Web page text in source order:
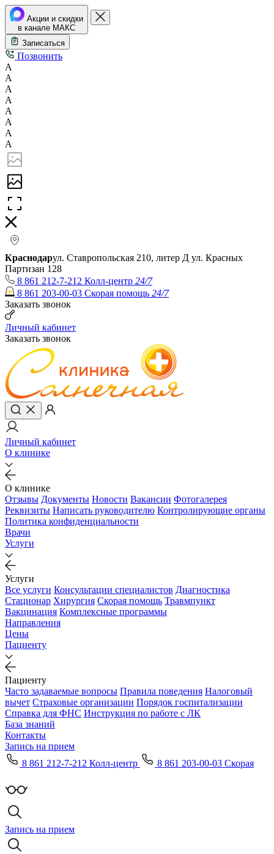
Акции и скидки
в канале МАКС
Записаться
Позвонить
А
А
А
А
А
А
А
А
Краснодарул. Ставропольская 210, литер Д ул. Красных
Партизан 128
8 861 212-7-212 Колл-центр 24/7
8 861 203-00-03 Скорая помощь 24/7
Заказать звонок
Личный кабинет
Заказать звонок
Личный кабинет
О клинике
О клинике
Отзывы Документы Новости Вакансии Фотогалерея
Реквизиты Написать руководителю Контролирующие органы
Политика конфиденциальности
Врачи
Услуги
Услуги
Все услуги Консультации специалистов Диагностика
Стационар Хирургия Скорая помощь Травмпункт
Вакцинация Комплексные программы
Направления
Цены
Пациенту
Пациенту
Часто задаваемые вопросы Правила поведения Налоговый
вычет Страховые организации Порядок госпитализации
Справка для ФНС Инструкция по работе с ЛК
База знаний
Контакты
Запись на прием
8 861 212-7-212 Колл-центр
8 861 203-00-03 Скорая
Запись на прием